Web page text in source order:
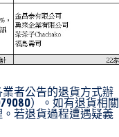
者公告的退貨方式辦
）。如有退貨相關
若退貨過程遭遇疑義